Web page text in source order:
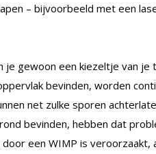
– bijvoorbeeld met een
gewoon een kiezeltje van je
bevinden, worden
net zulke sporen
bevinden, hebben dat
een WIMP is veroorzaakt,